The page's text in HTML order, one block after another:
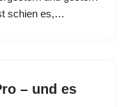
schien es,…
– und es